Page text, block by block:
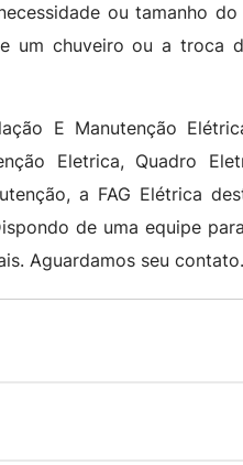
ou tamanho
um chuveiro ou a troca
E Manutenção
Eletrica, Quadro
a FAG Elétrica
de uma equipe
Aguardamos seu contato.